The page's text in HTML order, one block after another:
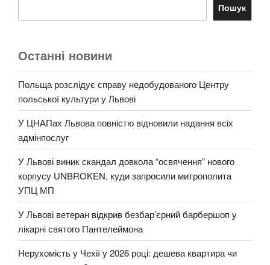
Пошук
Останні новини
Польща розслідує справу недобудованого Центру
польської культури у Львові
У ЦНАПах Львова повністю відновили надання всіх
адмінпослуг
У Львові виник скандал довкола “освячення” нового
корпусу UNBROKEN, куди запросили митрополита
УПЦ МП
У Львові ветеран відкрив безбар’єрний барбершоп у
лікарні святого Пантелеймона
Нерухомість у Чехії у 2026 році: дешева квартира чи